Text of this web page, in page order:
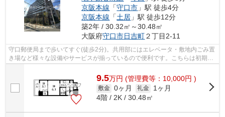
京阪本線 「守口市 」駅 徒歩4分
京阪本線 「土居 」駅 徒歩12分
築2年 / 30.32㎡～30.48㎡
大阪府守口市日吉町２丁目2-11
守口郵便局まで歩いてすぐ(徒歩2分)。共用部にはエレベータ・敷地内ごみ置
き場など様々な設備やサービスが揃っているので便利です。こちらは初期費
用をカードでお支払いいただける物件...
9.5万円 (管理費等：10,000円 )
敷金 0ヶ月 礼金
1ヶ月
4階 / 2K / 30.48㎡